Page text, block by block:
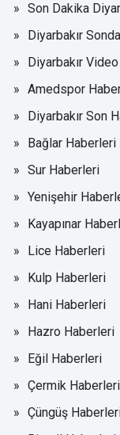
Son Dakika
Diyarbakır
Diyarbakır
Amedspor
Diyarbakır Son
Bağlar Haberleri
Sur Haberleri
Yenişehir
Kayapınar
Lice Haberleri
Kulp Haberleri
Hani Haberleri
Hazro Haberleri
Eğil Haberleri
Çermik Haberleri
Çüngüş